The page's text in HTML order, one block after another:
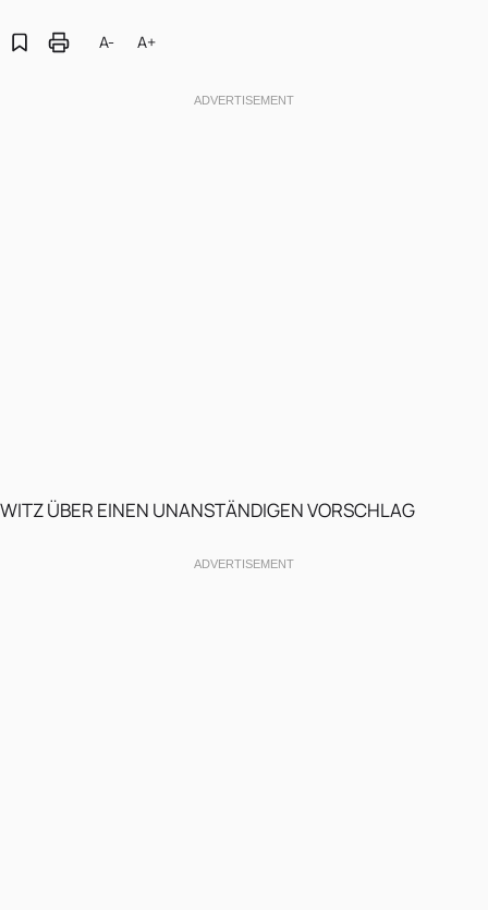
A- A+
WITZ ÜBER EINEN UNANSTÄNDIGEN VORSCHLAG